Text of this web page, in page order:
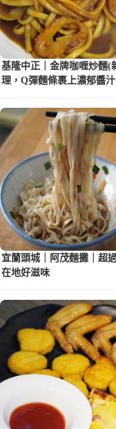
基隆中正｜金牌咖喱炒麵(
理，Q彈麵條裹上濃郁醬
宜蘭頭城｜阿茂麵攤｜超
在地好滋味